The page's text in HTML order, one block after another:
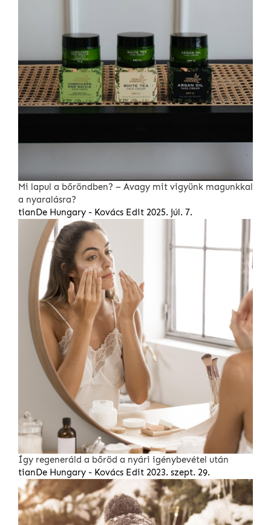
Mi lapul a bőröndben? – Avagy mit vigyünk magunkkal
a nyaralásra?
tianDe Hungary - Kovács Edit 2025. júl. 7.
Így regeneráld a bőröd a nyári igénybevétel után
tianDe Hungary - Kovács Edit 2023. szept. 29.